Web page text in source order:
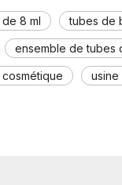
8 ml tubes de
ensemble de tubes